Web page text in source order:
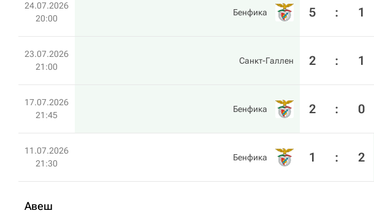
24.07.2026
20:00
Бенфика 5 : 1
23.07.2026
21:00
Санкт-Галлен 2 : 1
17.07.2026
21:45
Бенфика 2 : 0
11.07.2026
21:30
Бенфика 1 : 2
Авеш